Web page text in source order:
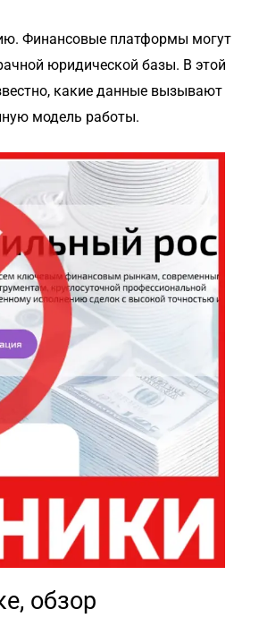
Финансовые платформы могут
юридической базы. В этой
какие данные вызывают
модель работы.
обзор